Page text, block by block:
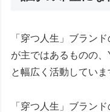
「穿つ人生」ブラン
が主ではあるものの
と幅広く活動していま
「穿つ人生」ブラン